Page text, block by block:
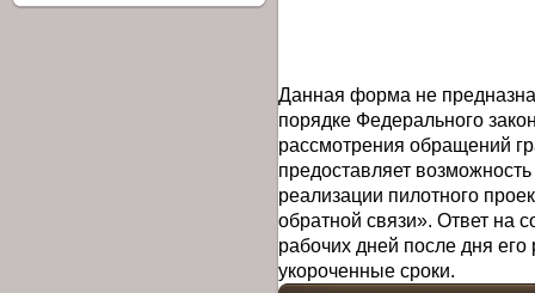
Данная форма не
порядке Федерального
рассмотрения обращений
предоставляет
реализации пилотного
обратной связи». Ответ на
рабочих дней после дня
укороченные сроки.